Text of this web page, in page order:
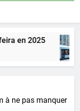
2025
à ne pas manquer